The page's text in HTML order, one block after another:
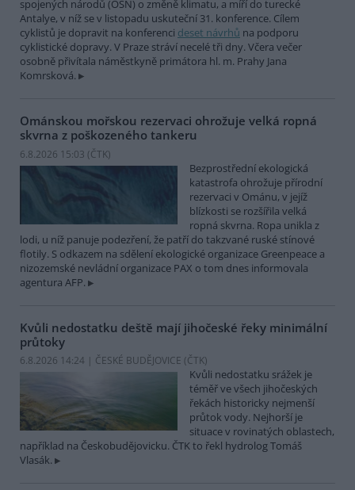
spojených národů (OSN) o změně klimatu, a míří do turecké
Antalye, v níž se v listopadu uskuteční 31. konference. Cílem
cyklistů je dopravit na konferenci deset návrhů na podporu
cyklistické dopravy. V Praze stráví necelé tři dny. Včera večer
osobně přivítala náměstkyně primátora hl. m. Prahy Jana
Komrsková.
Ománskou mořskou rezervaci ohrožuje velká ropná
skvrna z poškozeného tankeru
6.8.2026 15:03 (ČTK)
Bezprostřední ekologická
katastrofa ohrožuje přírodní
rezervaci v Ománu, v jejíž
blízkosti se rozšířila velká
ropná skvrna. Ropa unikla z
lodi, u níž panuje podezření, že patří do takzvané ruské stínové
flotily. S odkazem na sdělení ekologické organizace Greenpeace a
nizozemské nevládní organizace PAX o tom dnes informovala
agentura AFP.
Kvůli nedostatku deště mají jihočeské řeky minimální
průtoky
6.8.2026 14:24 | ČESKÉ BUDĚJOVICE (ČTK)
Kvůli nedostatku srážek je
téměř ve všech jihočeských
řekách historicky nejmenší
průtok vody. Nejhorší je
situace v rovinatých oblastech,
například na Českobudějovicku. ČTK to řekl hydrolog Tomáš
Vlasák.